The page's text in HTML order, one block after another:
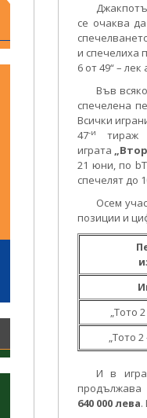
се очаква
и спечелиха
6 от 49“ –
Във
спечелена
Всички
47-и
тираж
играта
21 юни, по
спечелят до
Осем
позиции и
„Тото
„Тото
И в
640 000 лева.